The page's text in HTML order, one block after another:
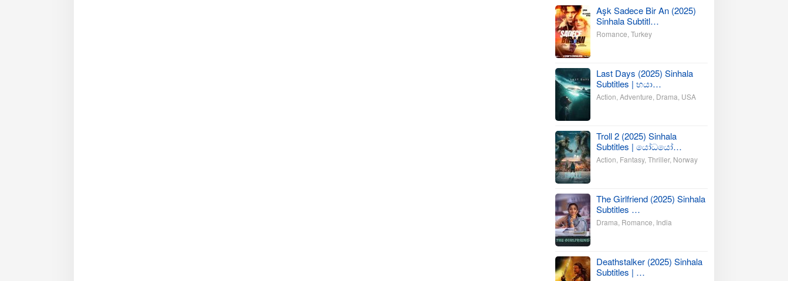
Aşk Sadece Bir An (2025)
Sinhala Subtitl…
Romance Turkey
Last Days (2025) Sinhala
Subtitles | භයා…
Action Adventure Drama USA
Troll 2 (2025) Sinhala
Subtitles | යෝධයෝ…
Action Fantasy, Thriller, Norway
The Girlfriend (2025) Sinhala
Subtitles …
Drama Romance India
Deathstalker (2025) Sinhala
Subtitles | …